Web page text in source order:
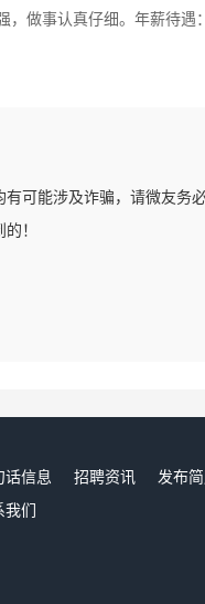
做事认真仔细。年薪待
可能涉及诈骗，请微友务必
！
话信息 招聘资讯 发布
们